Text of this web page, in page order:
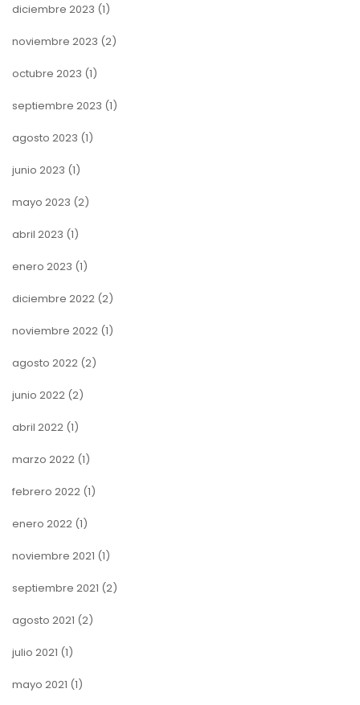
diciembre 2023 (1)
noviembre 2023 (2)
octubre 2023 (1)
septiembre 2023 (1)
agosto 2023 (1)
junio 2023 (1)
mayo 2023 (2)
abril 2023 (1)
enero 2023 (1)
diciembre 2022 (2)
noviembre 2022 (1)
agosto 2022 (2)
junio 2022 (2)
abril 2022 (1)
marzo 2022 (1)
febrero 2022 (1)
enero 2022 (1)
noviembre 2021 (1)
septiembre 2021 (2)
agosto 2021 (2)
julio 2021 (1)
mayo 2021 (1)